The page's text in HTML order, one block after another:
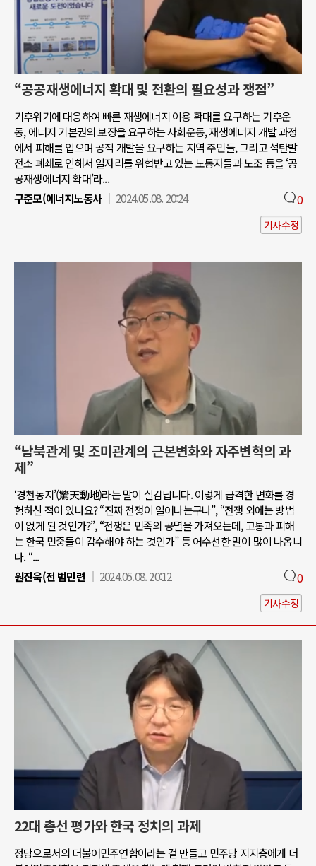
“공공재생에너지 확대 및 전환의 필요성과 쟁점”
기후위기에 대응하여 빠른 재생에너지 이용 확대를 요구하는 기후운
동, 에너지 기본권의 보장을 요구하는 사회운동, 재생에너지 개발 과정
에서 피해를 입으며 공적 개발을 요구하는 지역 주민들, 그리고 석탄발
전소 폐쇄로 인해서 일자리를 위협받고 있는 노동자들과 노조 등을 ‘공
공재생에너지 확대’라...
구준모(에너지노동사
2024.05.08. 20:24 0
기사수정
“남북관계 및 조미관계의 근본변화와 자주변혁의 과
제”
‘경천동지’(驚天動地)라는 말이 실감납니다. 이렇게 급격한 변화를 경
험하신 적이 있나요? “진짜 전쟁이 일어나는구나”, “전쟁 외에는 방법
이 없게 된 것인가?”, “전쟁은 민족의 공멸을 가져오는데, 고통과 피해
는 한국 민중들이 감수해야 하는 것인가” 등 어수선한 말이 많이 나옵니
다. “...
원진욱(전 범민련
2024.05.08. 20:12 0
기사수정
22대 총선 평가와 한국 정치의 과제
정당으로서의 더불어민주연합이라는 걸 만들고 민주당 지지층에게 더